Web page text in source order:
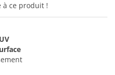
à ce produit !